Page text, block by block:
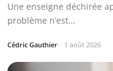
Une enseigne déchirée
problème n’est…
Cédric Gauthier 1 août 2026